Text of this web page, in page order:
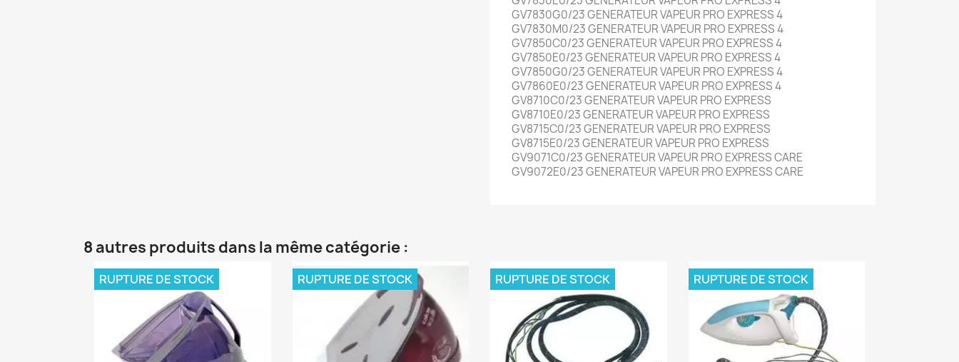
GV7830G0/23 GENERATEUR VAPEUR PRO EXPRESS 4
GV7830M0/23 GENERATEUR VAPEUR PRO EXPRESS 4
GV7850C0/23 GENERATEUR VAPEUR PRO EXPRESS 4
GV7850E0/23 GENERATEUR VAPEUR PRO EXPRESS 4
GV7850G0/23 GENERATEUR VAPEUR PRO EXPRESS 4
GV7860E0/23 GENERATEUR VAPEUR PRO EXPRESS 4
GV8710C0/23 GENERATEUR VAPEUR PRO EXPRESS
GV8710E0/23 GENERATEUR VAPEUR PRO EXPRESS
GV8715C0/23 GENERATEUR VAPEUR PRO EXPRESS
GV8715E0/23 GENERATEUR VAPEUR PRO EXPRESS
GV9071C0/23 GENERATEUR VAPEUR PRO EXPRESS CARE
GV9072E0/23 GENERATEUR VAPEUR PRO EXPRESS CARE
8 autres produits dans la même catégorie :
RUPTURE DE STOCK RUPTURE DE STOCK RUPTURE DE STOCK RUPTURE DE STOCK